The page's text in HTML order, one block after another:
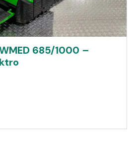
685/1000 –